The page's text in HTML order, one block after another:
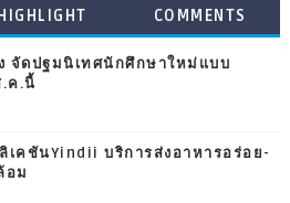
HIGHLIGHT COMMENTS
จัดปฐมนิเทศนักศึกษาใหม่แบบ
.ค.นี้
เคชันYindii บริการส่งอาหารอร่อย-
อม